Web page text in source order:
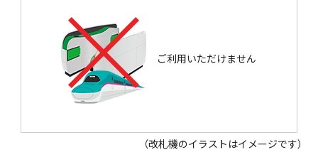
ご利用いただけません
（改札機のイラストはイメージです）